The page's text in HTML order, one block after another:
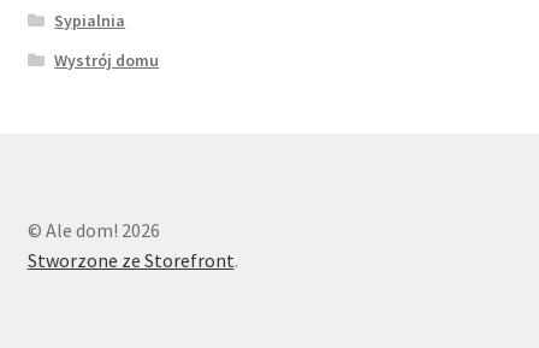
Sypialnia
Wystrój domu
© Ale dom! 2026
Stworzone ze Storefront.